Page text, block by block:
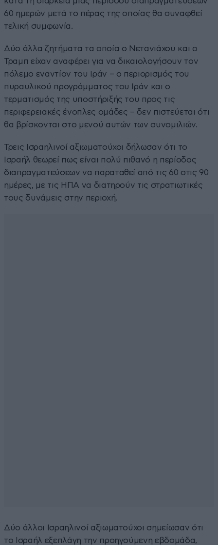
60 ημερών μετά το πέρας της οποίας θα συναφθεί
τελική συμφωνία.
Δύο άλλα ζητήματα τα οποία ο Νετανιάχου και ο
Τραμπ είχαν αναφέρει για να δικαιολογήσουν τον
πόλεμο εναντίον του Ιράν – ο περιορισμός του
πυραυλικού προγράμματος του Ιράν και ο
τερματισμός της υποστήριξής του προς τις
περιφερειακές ένοπλες ομάδες – δεν πιστεύεται ότι
θα βρίσκονται στο μενού αυτών των συνομιλιών.
Τρεις Ισραηλινοί αξιωματούχοι δήλωσαν ότι το
Ισραήλ θεωρεί πως είναι πολύ πιθανό η περίοδος
διαπραγματεύσεων να παραταθεί από τις 60 στις 90
ημέρες, με τις ΗΠΑ να διατηρούν τις στρατιωτικές
τους δυνάμεις στην περιοχή.
Δύο άλλοι Ισραηλινοί αξιωματούχοι σημείωσαν ότι
το Ισραήλ εξεπλάγη την προηγούμενη εβδομάδα,